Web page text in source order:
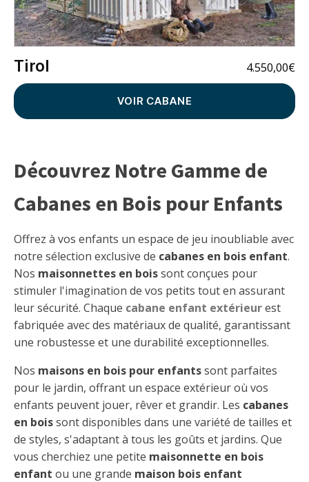
Tirol 4.550,00€
VOIR CABANE
Découvrez Notre Gamme de
Cabanes en Bois pour Enfants
Offrez à vos enfants un espace de jeu inoubliable avec
notre sélection exclusive de cabanes en bois enfant.
Nos maisonnettes en boissont conçues pour
stimuler l'imagination de vos petits tout en assurant
leur sécurité. Chaque cabane enfant extérieurest
fabriquée avec des matériaux de qualité, garantissant
une robustesse et une durabilité exceptionnelles.
Nos maisons en bois pour enfantssont parfaites
pour le jardin, offrant un espace extérieur où vos
enfants peuvent jouer, rêver et grandir. Les cabanes
en boissont disponibles dans une variété de tailles et
de styles, s'adaptant à tous les goûts et jardins. Que
vous cherchiez une petite maisonnette en bois
enfant ou une grande maison bois enfant